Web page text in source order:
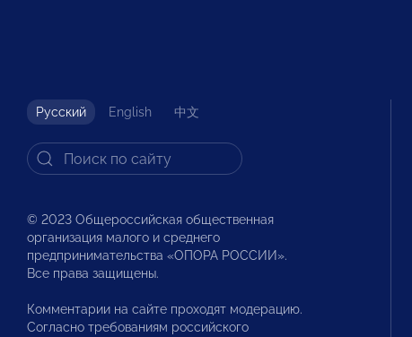
Русский English 中文
© 2023 Общероссийская общественная
организация малого и среднего
предпринимательства «ОПОРА РОССИИ».
Все права защищены.
Комментарии на сайте проходят модерацию.
Согласно требованиям российского